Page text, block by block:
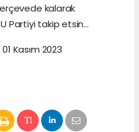
kalarak
Partiyi takip etsin…
Kasım 2023